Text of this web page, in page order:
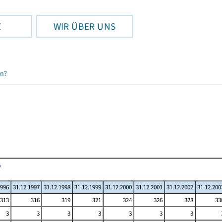
WIR ÜBER UNS
31.12.1997 31.12.1998 31.12.1999 31.12.2000 31.12.2001 31.12.2002
313 316 319 321 324 326 328
3 3 3 3 3 3 3